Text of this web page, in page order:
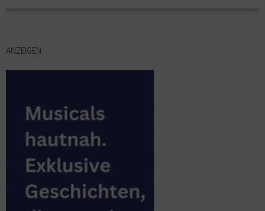
ANZEIGEN